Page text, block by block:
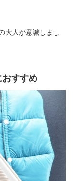
大人が意識しまし
おすすめ